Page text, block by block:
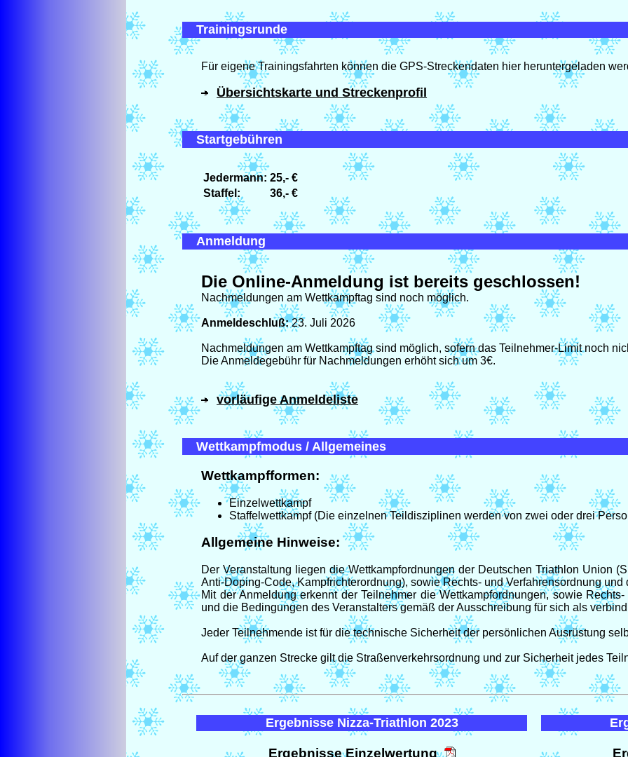
Trainingsrunde
Für eigene Trainingsfahrten können die GPS-Streckendaten hier heruntergeladen
Übersichtskarte und Streckenprofil
Startgebühren
Jedermann: 25,- €
Staffel:
36,- €
Anmeldung
Die Online-Anmeldung ist bereits geschlossen!
Nachmeldungen am Wettkampftag sind noch möglich.
Anmeldeschluß:23. Juli 2026
Nachmeldungen am Wettkampftag sind möglich, sofern das Teilnehmer-Limit noch
Die Anmeldegebühr für Nachmeldungen erhöht sich um 3€.
vorläufige Anmeldeliste
Wettkampfmodus / Allgemeines
Wettkampfformen:
Einzelwettkampf
Staffelwettkampf (Die einzelnen Teildisziplinen werden von zwei oder drei
Allgemeine Hinweise:
Der Veranstaltung liegen die Wettkampfordnungen der Deutschen Triathlon Union
Anti-Doping-Code, Kampfrichterordnung), sowie Rechts- und Verfahrensordnung
Mit der Anmeldung erkennt der Teilnehmer die Wettkampfordnungen, sowie
und die Bedingungen des Veranstalters gemäß der Ausschreibung für sich als
Jeder Teilnehmende ist für die technische Sicherheit der persönlichen Ausrüstung
Auf der ganzen Strecke gilt die Straßenverkehrsordnung und zur Sicherheit jedes
Ergebnisse Nizza-Triathlon 2023
Ergebnisse Einzelwertung